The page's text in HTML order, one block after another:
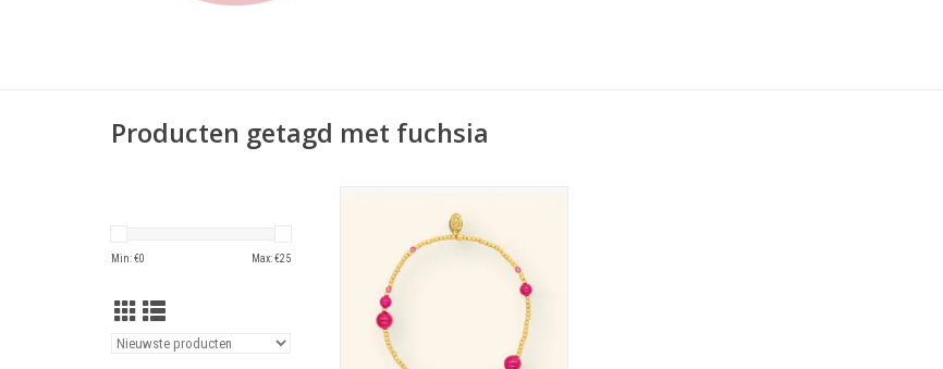
Producten getagd met fuchsia
Min: €0 Max: €25
TOEVOEGEN AAN WINKELWAGEN